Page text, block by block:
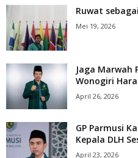
Ruwat
Mei 19, 2026
Jaga Marwah
Wonogiri
April 26, 2026
GP Parmusi
Kepala DLH
April 23, 2026